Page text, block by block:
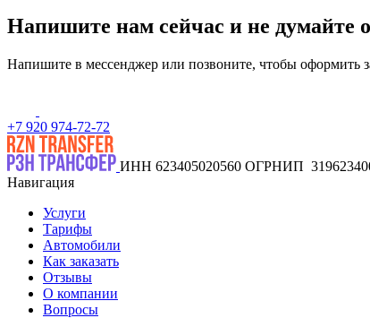
Напишите нам сейчас и не думайте
Напишите в мессенджер или позвоните, чтобы оформить
+7 920 974-72-72
ИНН 623405020560 ОГРНИП
Навигация
Услуги
Тарифы
Автомобили
Как заказать
Отзывы
О компании
Вопросы